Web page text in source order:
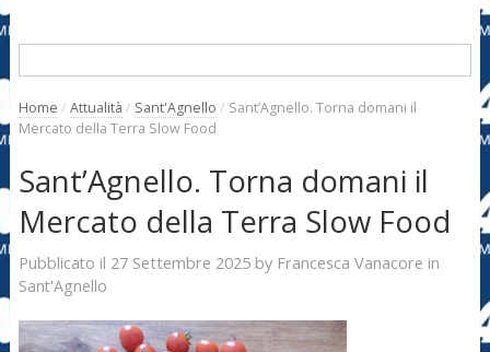
Home / Attualità / Sant'Agnello / Sant’Agnello. Torna domani il
Mercato della Terra Slow Food
Sant’Agnello. Torna domani il
Mercato della Terra Slow Food
Pubblicato il 27 Settembre 2025by Francesca Vanacore in
Sant'Agnello